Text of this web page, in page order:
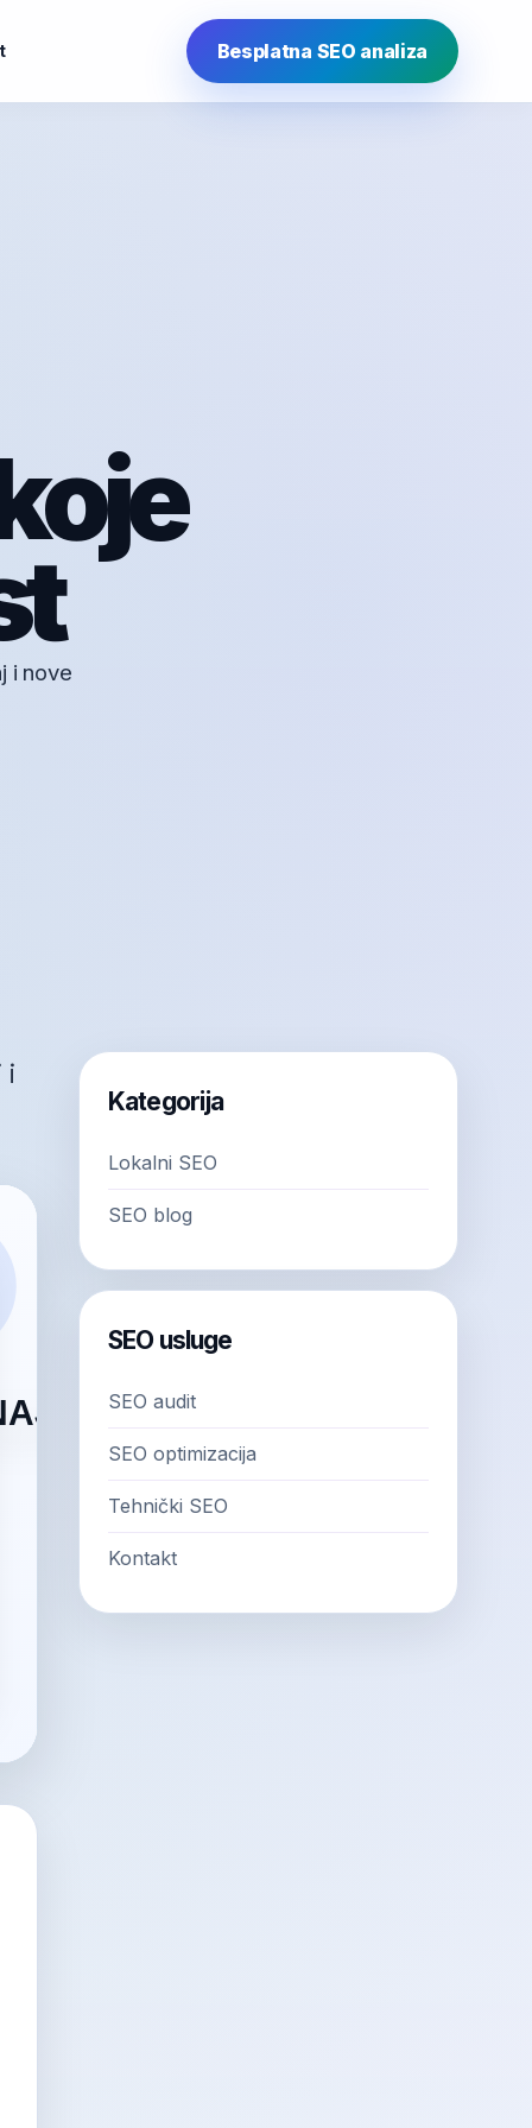
Besplatna SEO analiza
i nove
i
Kategorija
Lokalni SEO
SEO blog
SEO usluge
SEO audit
SEO optimizacija
Tehnički SEO
Kontakt